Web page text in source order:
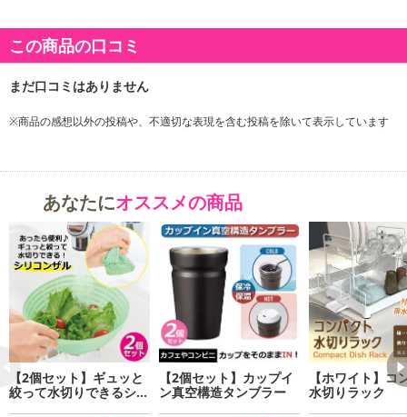
この商品の口コミ
※商品の感想以外の投稿や、不適切な表現を含む投稿を除いて表示しています
あなたにオススメの商品
【2個セット】ギュッと
絞って水切りできるシリ
【2個セット】カップイ
ン真空構造タンブラー
【ホワイト】コ
水切りラック